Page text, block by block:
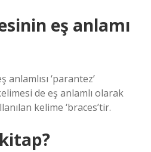
eş anlamı
‘parantez’
de eş anlamlı olarak
kelime ‘braces’tir.